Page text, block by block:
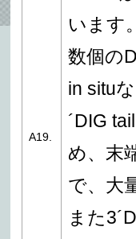
A19.
います
数個の
in situ
´DIG
め、末
で、大
また